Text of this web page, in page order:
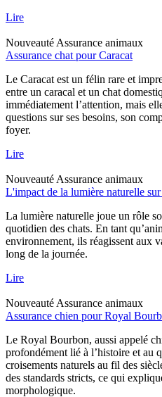
Lire
Nouveauté Assurance animaux
Assurance chat pour Caracat
Le Caracat est un félin rare et
entre un caracal et un chat
immédiatement l’attention, mais
questions sur ses besoins, son
foyer.
Lire
Nouveauté Assurance animaux
L'impact de la lumière naturelle
La lumière naturelle joue un rôle
quotidien des chats. En tant
environnement, ils réagissent aux
long de la journée.
Lire
Nouveauté Assurance animaux
Assurance chien pour Royal
Le Royal Bourbon, aussi appelé
profondément lié à l’histoire et au
croisements naturels au fil des
des standards stricts, ce qui
morphologique.